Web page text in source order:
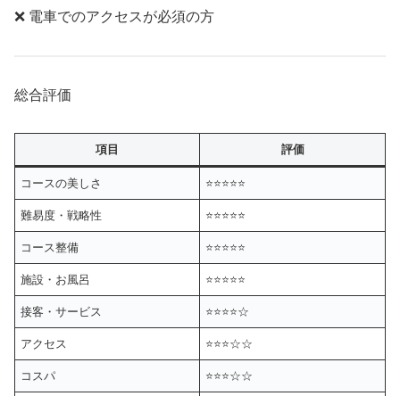
❌ 電車でのアクセスが必須の方
総合評価
項目 評価
コースの美しさ ⭐️⭐️⭐️⭐️⭐️
難易度・戦略性 ⭐️⭐️⭐️⭐️⭐️
コース整備 ⭐️⭐️⭐️⭐️⭐️
施設・お風呂 ⭐️⭐️⭐️⭐️⭐️
接客・サービス ⭐️⭐️⭐️⭐️☆
アクセス ⭐️⭐️⭐️☆☆
コスパ ⭐️⭐️⭐️☆☆